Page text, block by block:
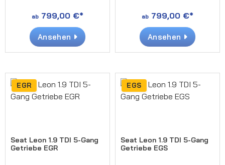
ab 799,00 €*
Ansehen
ab 799,00 €*
Ansehen
EGR
Seat Leon 1.9 TDI 5-Gang
Getriebe EGR
EGS
Seat Leon 1.9 TDI 5-Gang
Getriebe EGS